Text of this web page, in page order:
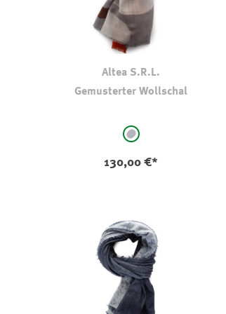
Altea S.R.L.
Gemusterter Wollschal
auswählenmittelgrau-gemustert
130,00 €*